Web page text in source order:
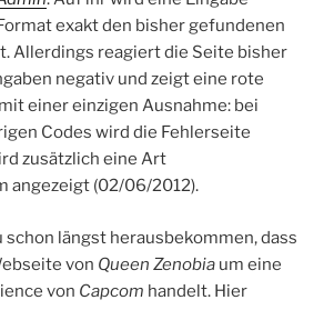
exakt den bisher gefundenen
Allerdings reagiert die Seite bisher
negativ und zeigt eine rote
einer einzigen Ausnahme: bei
Codes wird die Fehlerseite
zusätzlich eine Art
angezeigt (02/06/2012).
schon längst herausbekommen, dass
von Queen Zenobia um eine
von Capcom handelt. Hier